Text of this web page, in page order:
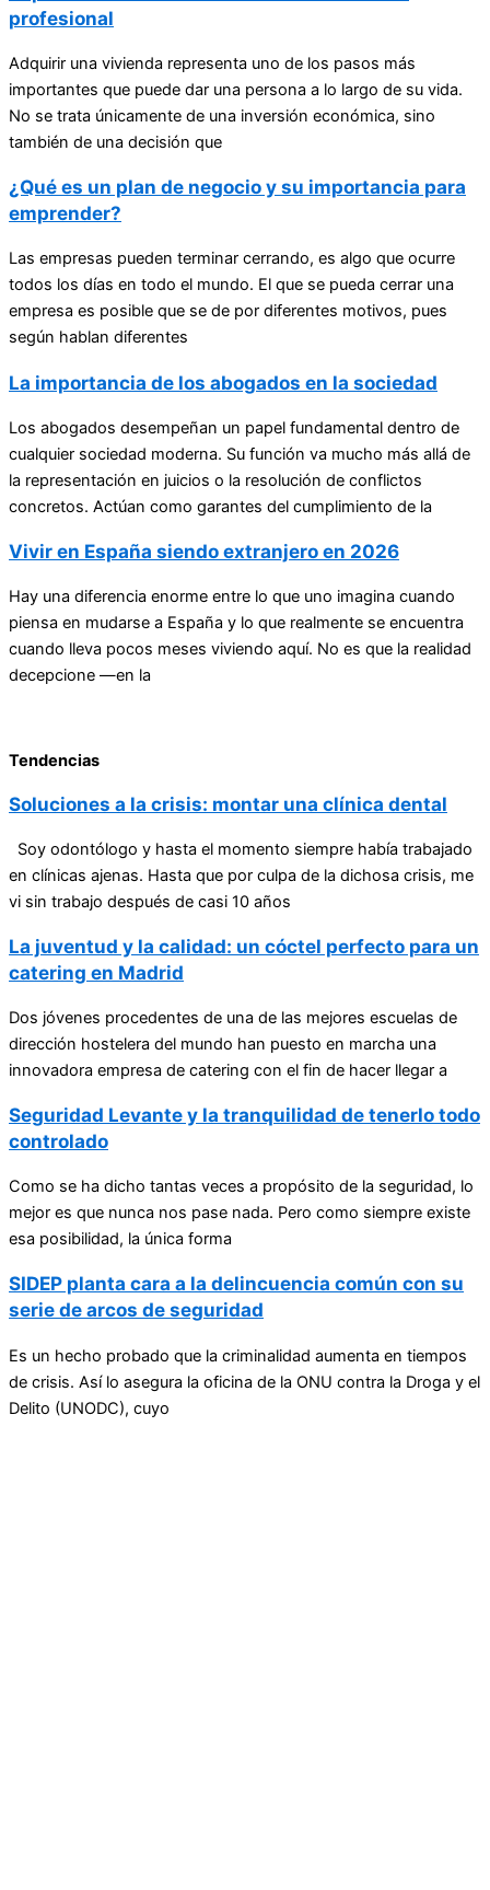
profesional
Adquirir una vivienda representa uno de los pasos más
importantes que puede dar una persona a lo largo de su vida.
No se trata únicamente de una inversión económica, sino
también de una decisión que
¿Qué es un plan de negocio y su importancia para
emprender?
Las empresas pueden terminar cerrando, es algo que ocurre
todos los días en todo el mundo. El que se pueda cerrar una
empresa es posible que se de por diferentes motivos, pues
según hablan diferentes
La importancia de los abogados en la sociedad
Los abogados desempeñan un papel fundamental dentro de
cualquier sociedad moderna. Su función va mucho más allá de
la representación en juicios o la resolución de conflictos
concretos. Actúan como garantes del cumplimiento de la
Vivir en España siendo extranjero en 2026
Hay una diferencia enorme entre lo que uno imagina cuando
piensa en mudarse a España y lo que realmente se encuentra
cuando lleva pocos meses viviendo aquí. No es que la realidad
decepcione —en la
Tendencias
Soluciones a la crisis: montar una clínica dental
Soy odontólogo y hasta el momento siempre había trabajado
en clínicas ajenas. Hasta que por culpa de la dichosa crisis, me
vi sin trabajo después de casi 10 años
La juventud y la calidad: un cóctel perfecto para un
catering en Madrid
Dos jóvenes procedentes de una de las mejores escuelas de
dirección hostelera del mundo han puesto en marcha una
innovadora empresa de catering con el fin de hacer llegar a
Seguridad Levante y la tranquilidad de tenerlo todo
controlado
Como se ha dicho tantas veces a propósito de la seguridad, lo
mejor es que nunca nos pase nada. Pero como siempre existe
esa posibilidad, la única forma
SIDEP planta cara a la delincuencia común con su
serie de arcos de seguridad
Es un hecho probado que la criminalidad aumenta en tiempos
de crisis. Así lo asegura la oficina de la ONU contra la Droga y el
Delito (UNODC), cuyo